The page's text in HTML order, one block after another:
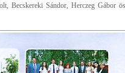
Becskereki Sándor, Herczeg Gábor